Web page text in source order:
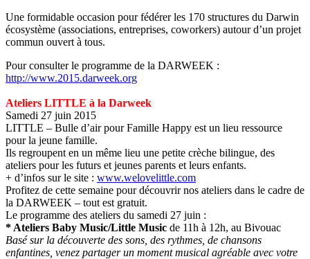
Une formidable occasion pour fédérer les 170 structures du Darwin
écosystème (associations, entreprises, coworkers) autour d’un projet
commun ouvert à tous.
Pour consulter le programme de la DARWEEK :
http://www.2015.darweek.org
Ateliers LITTLE à la Darweek
Samedi 27 juin 2015
LITTLE – Bulle d’air pour Famille Happy est un lieu ressource
pour la jeune famille.
Ils regroupent en un même lieu une petite crèche bilingue, des
ateliers pour les futurs et jeunes parents et leurs enfants.
+ d’infos sur le site : www.welovelittle.com
Profitez de cette semaine pour découvrir nos ateliers dans le cadre de
la DARWEEK – tout est gratuit.
Le programme des ateliers du samedi 27 juin :
* Ateliers Baby Music/Little Music de 11h à 12h, au Bivouac
Basé sur la découverte des sons, des rythmes, de chansons
enfantines, venez partager un moment musical agréable avec votre